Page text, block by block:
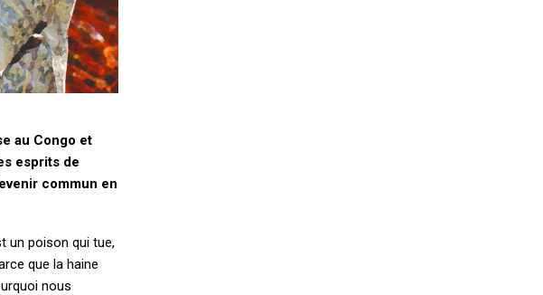
au Congo et
esprits de
commun en
un poison qui tue,
que la haine
nous